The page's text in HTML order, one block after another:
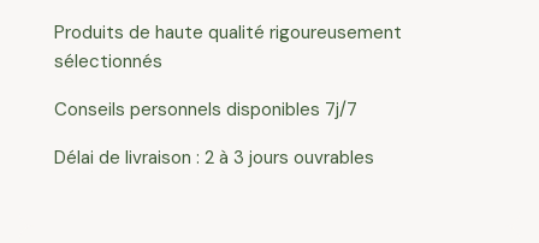
Produits de haute qualité rigoureusement
sélectionnés
Conseils personnels disponibles 7j/7
Délai de livraison : 2 à 3 jours ouvrables